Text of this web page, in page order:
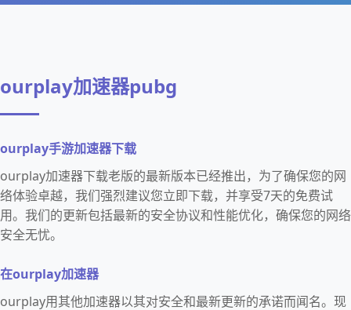
ourplay加速器pubg
ourplay手游加速器下载
ourplay加速器下载老版的最新版本已经推出，为了确保您的网
络体验卓越，我们强烈建议您立即下载，并享受7天的免费试
用。我们的更新包括最新的安全协议和性能优化，确保您的网络
安全无忧。
在ourplay加速器
ourplay用其他加速器以其对安全和最新更新的承诺而闻名。现